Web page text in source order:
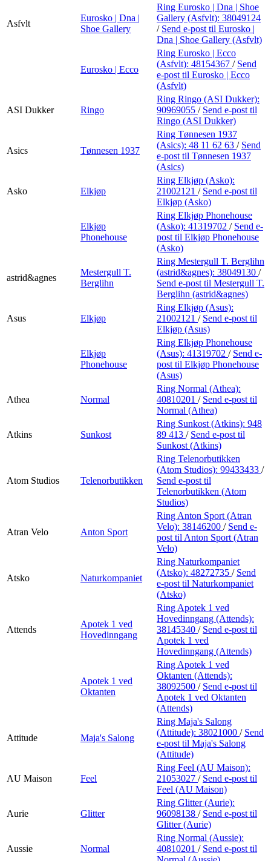
Asfvlt
Eurosko | Dna |
Shoe Gallery
Ring Eurosko | Dna | Shoe
Gallery (Asfvlt): 38049124
/ Send e-post til Eurosko |
Dna | Shoe Gallery (Asfvlt)
Eurosko | Ecco
Ring Eurosko | Ecco
(Asfvlt): 48154367 / Send
e-post til Eurosko | Ecco
(Asfvlt)
ASI Dukker Ringo
Ring Ringo (ASI Dukker):
90969055 / Send e-post til
Ringo (ASI Dukker)
Asics Tønnesen 1937
Ring Tønnesen 1937
(Asics): 48 11 62 63 / Send
e-post til Tønnesen 1937
(Asics)
Asko Elkjøp
Ring Elkjøp (Asko):
21002121 / Send e-post til
Elkjøp (Asko)
Elkjøp
Phonehouse
Ring Elkjøp Phonehouse
(Asko): 41319702 / Send e-
post til Elkjøp Phonehouse
(Asko)
astrid&agnes
Mestergull T.
Berglihn
Ring Mestergull T. Berglihn
(astrid&agnes): 38049130 /
Send e-post til Mestergull T.
Berglihn (astrid&agnes)
Asus Elkjøp
Ring Elkjøp (Asus):
21002121 / Send e-post til
Elkjøp (Asus)
Elkjøp
Phonehouse
Ring Elkjøp Phonehouse
(Asus): 41319702 / Send e-
post til Elkjøp Phonehouse
(Asus)
Athea Normal
Ring Normal (Athea):
40810201 / Send e-post til
Normal (Athea)
Atkins Sunkost
Ring Sunkost (Atkins): 948
89 413 / Send e-post til
Sunkost (Atkins)
Atom Studios Telenorbutikken
Ring Telenorbutikken
(Atom Studios): 99433433 /
Send e-post til
Telenorbutikken (Atom
Studios)
Atran Velo Anton Sport
Ring Anton Sport (Atran
Velo): 38146200 / Send e-
post til Anton Sport (Atran
Velo)
Atsko Naturkompaniet
Ring Naturkompaniet
(Atsko): 48272735 / Send
e-post til Naturkompaniet
(Atsko)
Attends
Apotek 1 ved
Hovedinngang
Ring Apotek 1 ved
Hovedinngang (Attends):
38145340 / Send e-post til
Apotek 1 ved
Hovedinngang (Attends)
Apotek 1 ved
Oktanten
Ring Apotek 1 ved
Oktanten (Attends):
38092500 / Send e-post til
Apotek 1 ved Oktanten
(Attends)
Attitude Maja's Salong
Ring Maja's Salong
(Attitude): 38021000 / Send
e-post til Maja's Salong
(Attitude)
AU Maison Feel
Ring Feel (AU Maison):
21053027 / Send e-post til
Feel (AU Maison)
Aurie Glitter
Ring Glitter (Aurie):
96098138 / Send e-post til
Glitter (Aurie)
Aussie Normal
Ring Normal (Aussie):
40810201 / Send e-post til